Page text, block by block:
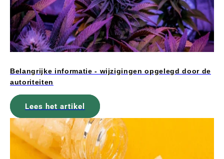
Belangrijke informatie - wijzigingen opgelegd door de
autoriteiten
Lees het artikel